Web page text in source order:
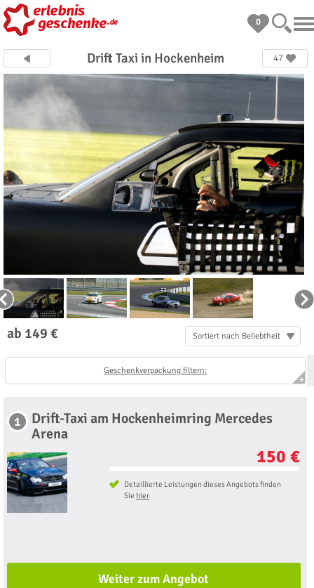
0
Drift Taxi in Hockenheim 47
ab 149 € Sortiert nach Beliebtheit
Geschenkverpackung filtern:
1
Drift-Taxi am Hockenheimring Mercedes
Arena
150 €
Detaillierte Leistungen dieses Angebots finden
Sie hier
Weiter zum Angebot